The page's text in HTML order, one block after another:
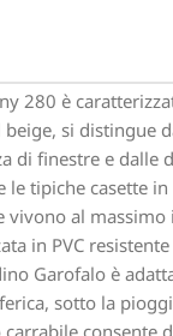
280 è
si distingue
di finestre e dalle
tipiche casette
vivono al massimo
in PVC
Garofalo è
sotto la